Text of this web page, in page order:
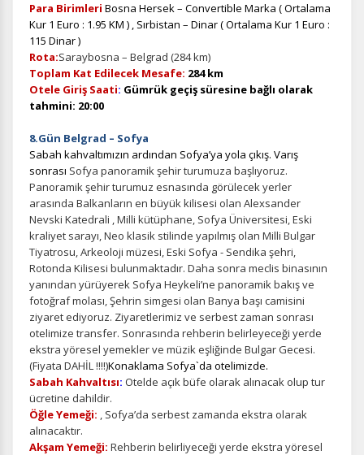
Para Birimleri Bosna Hersek – Convertible Marka ( Ortalama
Kur 1 Euro : 1.95 KM ) , Sırbistan – Dinar ( Ortalama Kur 1 Euro :
115 Dinar )
Rota:Saraybosna – Belgrad (284 km)
Toplam Kat Edilecek Mesafe: 284 km
Otele Giriş Saati: Gümrük geçiş süresine bağlı olarak
tahmini: 20:00
8.Gün Belgrad – Sofya
Sabah kahvaltımızın ardından Sofya’ya yola çıkış. Varış
sonrası Sofya panoramik şehir turumuza başlıyoruz.
Panoramik şehir turumuz esnasında görülecek yerler
arasında Balkanların en büyük kilisesi olan Alexsander
Nevski Katedrali , Milli kütüphane, Sofya Üniversitesi, Eski
kraliyet sarayı, Neo klasik stilinde yapılmış olan Milli Bulgar
Tiyatrosu, Arkeoloji müzesi, Eski Sofya - Sendika şehri,
Rotonda Kilisesi bulunmaktadır. Daha sonra meclis binasının
yanından yürüyerek Sofya Heykeli’ne panoramik bakış ve
fotoğraf molası, Şehrin simgesi olan Banya başı camisini
ziyaret ediyoruz. Ziyaretlerimiz ve serbest zaman sonrası
otelimize transfer. Sonrasında rehberin belirleyeceği yerde
ekstra yöresel yemekler ve müzik eşliğinde Bulgar Gecesi.
(Fiyata DAHİL !!!!)Konaklama Sofya`da otelimizde.
Sabah Kahvaltısı: Otelde açık büfe olarak alınacak olup tur
ücretine dahildir.
Öğle Yemeği: , Sofya’da serbest zamanda ekstra olarak
alınacaktır.
Akşam Yemeği: Rehberin belirliyeceği yerde ekstra yöresel